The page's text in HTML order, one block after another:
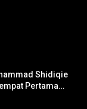
Shidiqie
Pertama